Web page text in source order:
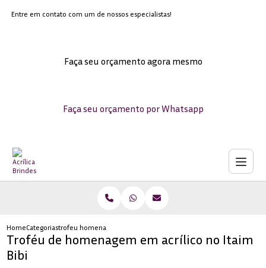
Entre em contato com um de nossos especialistas!
Faça seu orçamento agora mesmo
Faça seu orçamento por Whatsapp
HomeCategoriastrofeu homenagem acrilico no itaim bibi
Troféu de homenagem em acrílico no Itaim
Bibi